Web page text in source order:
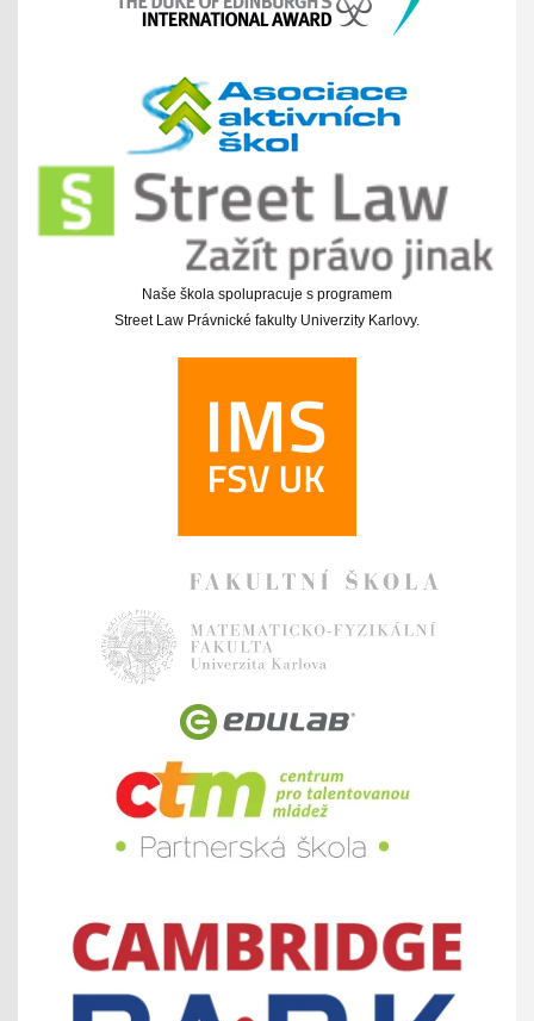
Naše škola spolupracuje s programem
Street Law Právnické fakulty Univerzity Karlovy.